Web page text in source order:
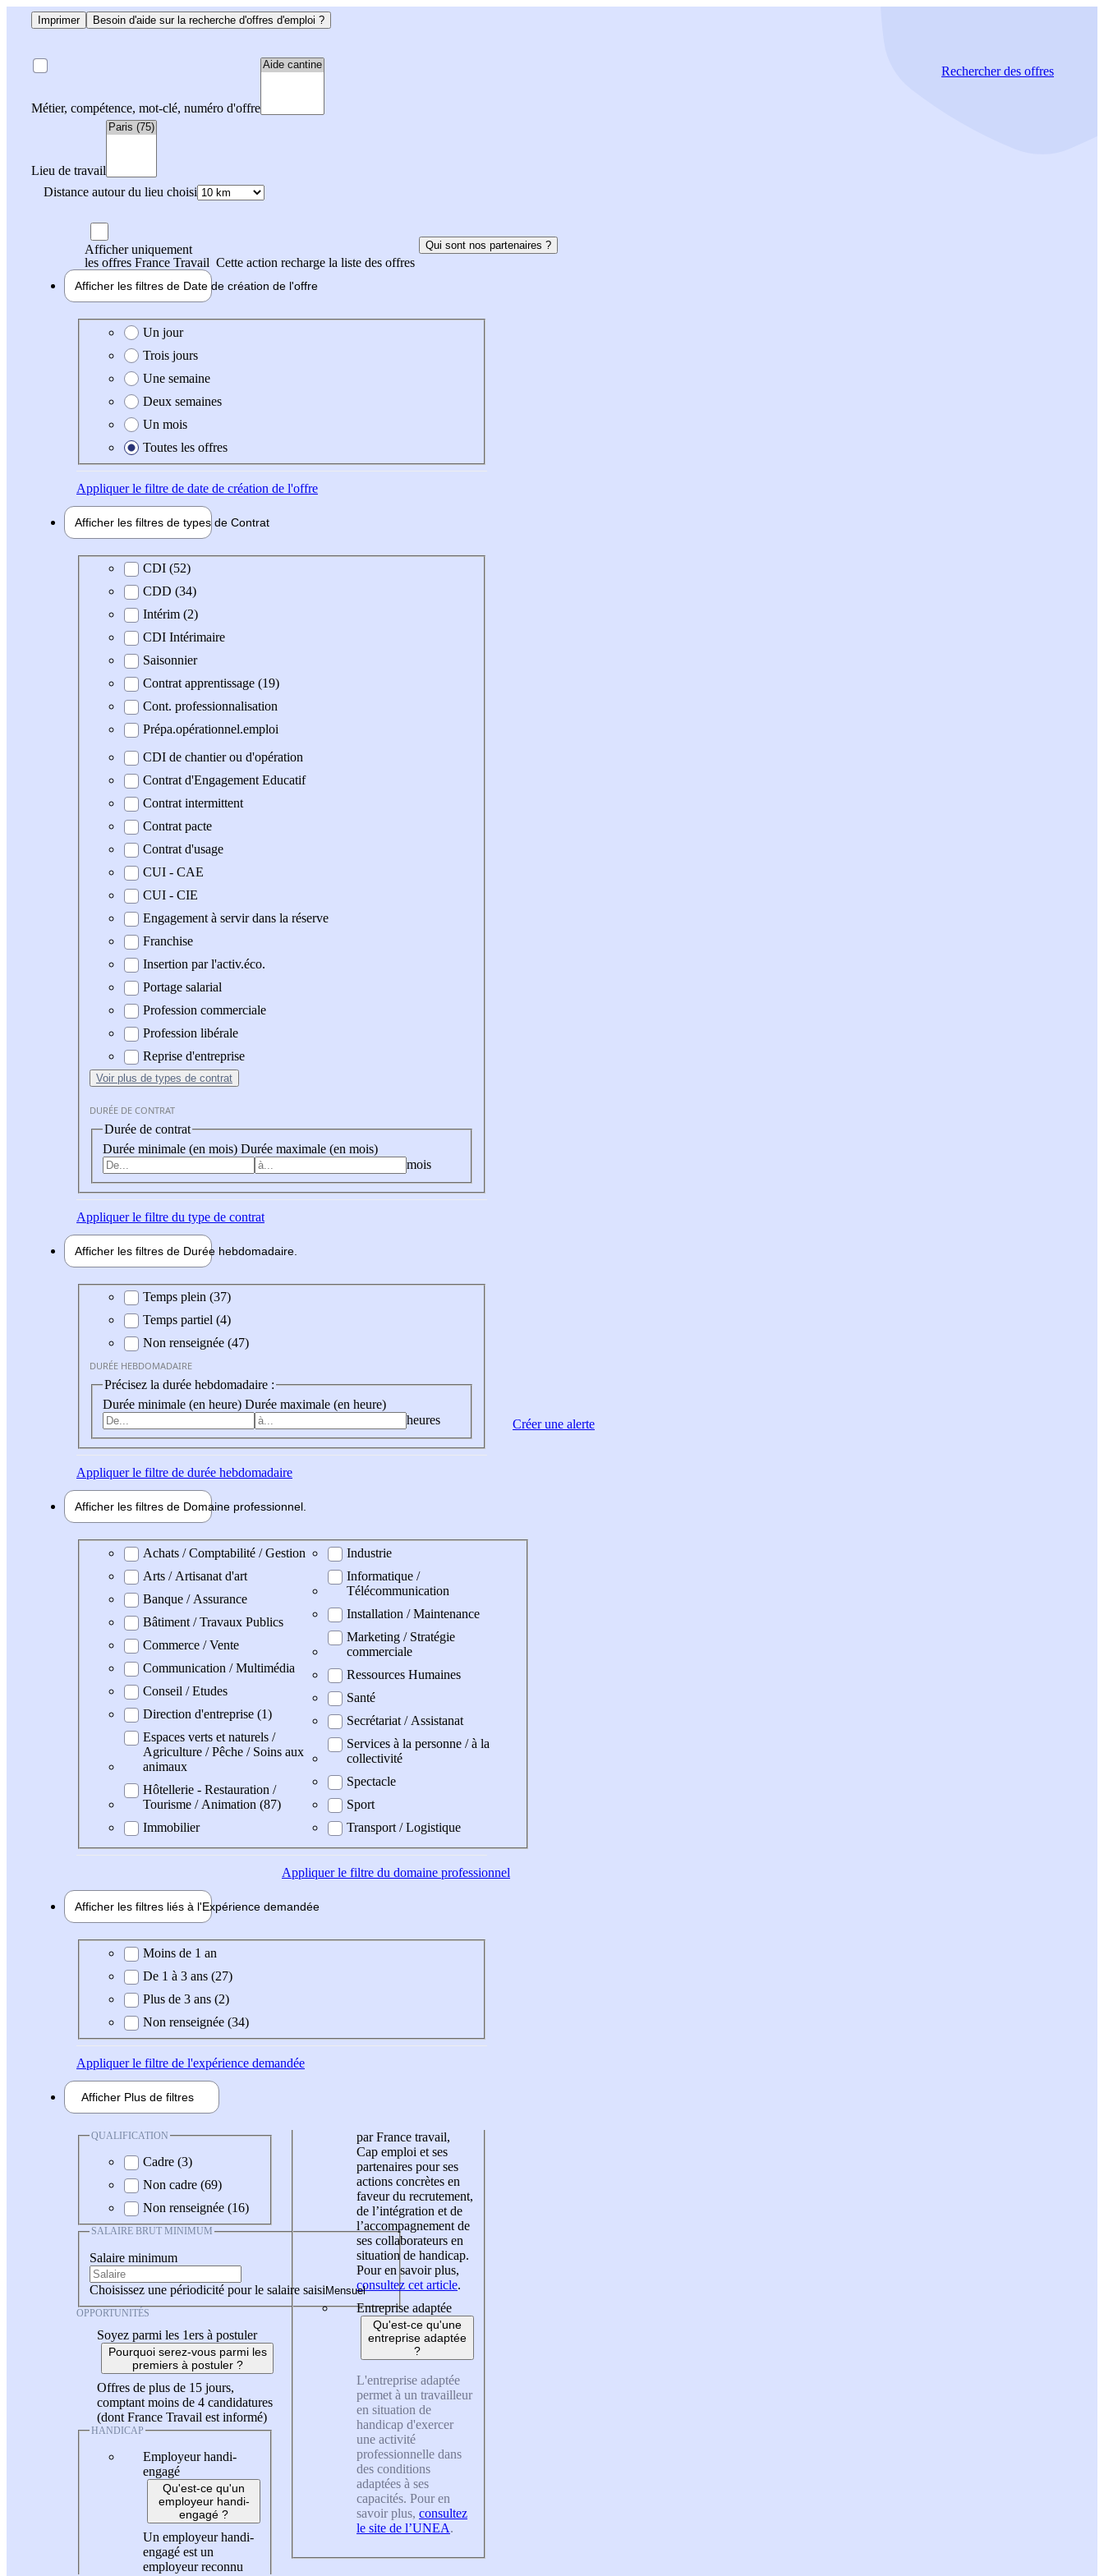
Imprimer Besoin d'aide sur la recherche d'offres d'emploi ?
Métier, compétence, mot-clé, numéro d'offre
Lieu de travail
Distance autour du lieu choisi
Rechercherdes offres
Afficher uniquement
les offres France Travail Cette action recharge la liste des offres
Qui sont nos partenaires ?
Afficher les filtres de Date de création de l'offre
Date de création de l'offre
Un jour
Trois jours
Une semaine
Deux semaines
Un mois
Toutes les offres
Appliquerle filtre de date de création de l'offre
Afficher les filtres de types de Contrat
Type de contratCDI (52)
CDD (34)
Intérim (2)
CDI Intérimaire
Saisonnier
Contrat apprentissage (19)
Cont. professionnalisation
Prépa.opérationnel.emploi
CDI de chantier ou d'opération
Contrat d'Engagement Educatif
Contrat intermittent
Contrat pacte
Contrat d'usage
CUI - CAE
CUI - CIE
Engagement à servir dans la réserve
Franchise
Insertion par l'activ.éco.
Portage salarial
Profession commerciale
Profession libérale
Reprise d'entreprise
Voir plus de types de contrat
DURÉE DE CONTRAT
Durée de contrat
Durée minimale (en mois) Durée maximale (en mois)
mois
Appliquerle filtre du type de contrat
Afficher les filtres de Durée hebdomadaire
Durée hebdomadaire
Temps plein (37)
Temps partiel (4)
Non renseignée (47)
DURÉE HEBDOMADAIRE
Précisez la durée hebdomadaire :
Durée minimale (en heure) Durée maximale (en heure)
heures
Appliquerle filtre de durée hebdomadaire
Afficher les filtres de Domaine professionnel
Domaine professionel
Achats / Comptabilité / Gestion
Arts / Artisanat d'art
Banque / Assurance
Bâtiment / Travaux Publics
Commerce / Vente
Communication / Multimédia
Conseil / Etudes
Direction d'entreprise (1)
Espaces verts et naturels /
Agriculture / Pêche / Soins aux
animaux
Hôtellerie - Restauration /
Tourisme / Animation (87)
Immobilier
Industrie
Informatique /
Télécommunication
Installation / Maintenance
Marketing / Stratégie
commerciale
Ressources Humaines
Santé
Secrétariat / Assistanat
Services à la personne / à la
collectivité
Spectacle
Sport
Transport / Logistique
Appliquerle filtre du domaine professionnel
Afficher les filtres liés à l'Expérience demandée
Expérience demandée
Moins de 1 an
De 1 à 3 ans (27)
Plus de 3 ans (2)
Non renseignée (34)
Appliquerle filtre de l'expérience demandée
Afficher Plus de filtres
QUALIFICATION
Cadre (3)
Non cadre (69)
Non renseignée (16)
SALAIRE BRUT MINIMUM
Salaire minimum
Choisissez une périodicité pour le salaire saisi
OPPORTUNITÉS
Soyez parmi les 1ers à postuler
Pourquoi serez-vous parmi les
premiers à postuler ?
Offres de plus de 15 jours,
comptant moins de 4 candidatures
(dont France Travail est informé)
HANDICAP
Employeur handi-
engagé
Qu'est-ce qu'un
employeur handi-
engagé ?
Un employeur handi-
engagé est un
employeur reconnu
par France travail,
Cap emploi et ses
partenaires pour ses
actions concrètes en
faveur du recrutement,
de l’intégration et de
l’accompagnement de
ses collaborateurs en
situation de handicap.
Pour en savoir plus,
consultez cet article.
Entreprise adaptée
Qu'est-ce qu'une
entreprise adaptée
?
L'entreprise adaptée
permet à un travailleur
en situation de
handicap d'exercer
une activité
professionnelle dans
des conditions
adaptées à ses
capacités. Pour en
savoir plus, consultez
le site de l’UNEA.
Créer une alerte